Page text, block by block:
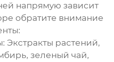
напрямую зависит
обратите внимание
: Экстракты растений,
зеленый чай,